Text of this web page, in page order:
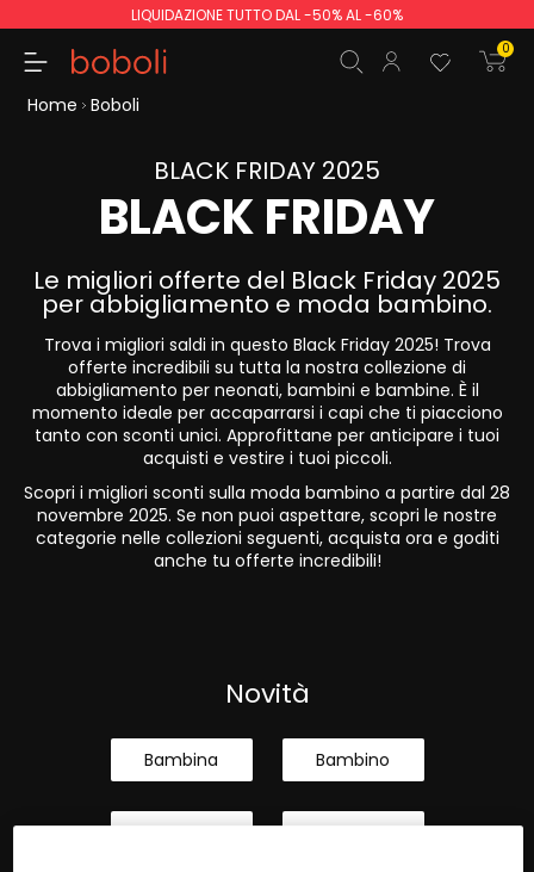
LIQUIDAZIONE TUTTO DAL -50% AL -60%
0
Totale parziale
Totale 0,00 €
Continua Inizio ordine
Home Boboli
BLACK FRIDAY
BLACK FRIDAY 2025
Le migliori offerte del Black Friday 2025
per abbigliamento e moda bambino.
Trova i migliori saldi in questo Black Friday 2025! Trova
offerte incredibili su tutta la nostra collezione di
abbigliamento per neonati, bambini e bambine. È il
momento ideale per accaparrarsi i capi che ti piacciono
tanto con sconti unici. Approfittane per anticipare i tuoi
acquisti e vestire i tuoi piccoli.
Scopri i migliori sconti sulla moda bambino a partire dal 28
novembre 2025. Se non puoi aspettare, scopri le nostre
categorie nelle collezioni seguenti, acquista ora e goditi
anche tu offerte incredibili!
Novità
Bambina Bambino